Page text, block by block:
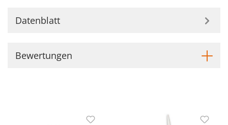
Datenblatt
Bewertungen